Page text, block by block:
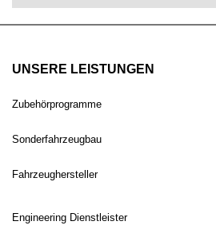
UNSERE LEISTUNGEN
Zubehörprogramme
Sonderfahrzeugbau
Fahrzeughersteller
Engineering Dienstleister